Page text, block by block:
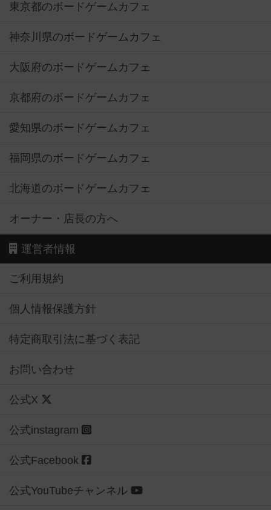
東京都のボードゲームカフェ
神奈川県のボードゲームカフェ
大阪府のボードゲームカフェ
京都府のボードゲームカフェ
愛知県のボードゲームカフェ
福岡県のボードゲームカフェ
北海道のボードゲームカフェ
オーナー・店長の方へ
運営者情報
ご利用規約
個人情報保護方針
特定商取引法に基づく表記
お問い合わせ
公式X
公式instagram
公式Facebook
公式YouTubeチャンネル